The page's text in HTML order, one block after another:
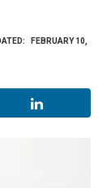
FEBRUARY 10,